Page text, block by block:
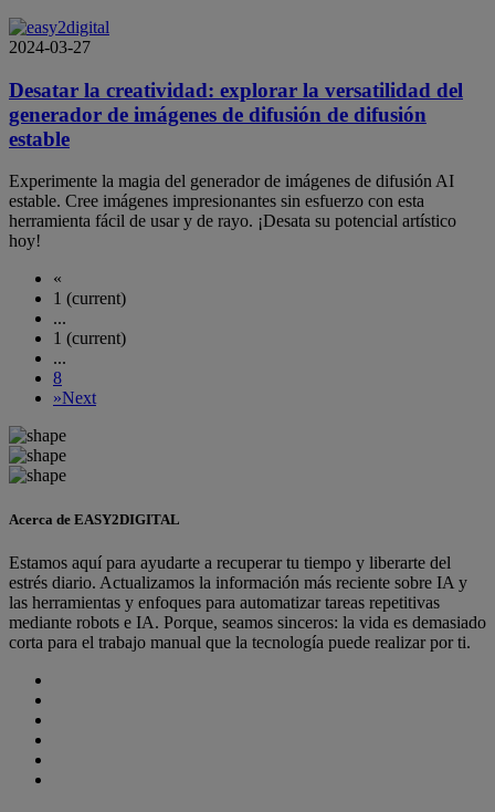
2024-03-27
Desatar la creatividad: explorar la versatilidad del
generador de imágenes de difusión de difusión
estable
Experimente la magia del generador de imágenes de difusión AI
estable. Cree imágenes impresionantes sin esfuerzo con esta
herramienta fácil de usar y de rayo. ¡Desata su potencial artístico
hoy!
«
1 (current)
...
1 (current)
...
8
»Next
Acerca de EASY2DIGITAL
Estamos aquí para ayudarte a recuperar tu tiempo y liberarte del
estrés diario. Actualizamos la información más reciente sobre IA y
las herramientas y enfoques para automatizar tareas repetitivas
mediante robots e IA. Porque, seamos sinceros: la vida es demasiado
corta para el trabajo manual que la tecnología puede realizar por ti.